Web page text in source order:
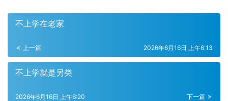
不上学在老家
上一篇 2026年6月16日 上午6:13
不上学就是另类
下一篇
2026年6月16日 上午6:20